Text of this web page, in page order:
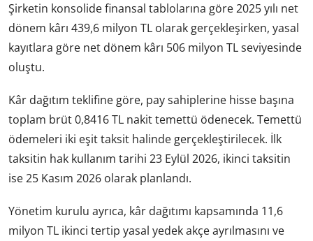
Şirketin konsolide finansal tablolarına göre 2025 yılı net
dönem kârı 439,6 milyon TL olarak gerçekleşirken, yasal
kayıtlara göre net dönem kârı 506 milyon TL seviyesinde
oluştu.
Kâr dağıtım teklifine göre, pay sahiplerine hisse başına
toplam brüt 0,8416 TL nakit temettü ödenecek. Temettü
ödemeleri iki eşit taksit halinde gerçekleştirilecek. İlk
taksitin hak kullanım tarihi 23 Eylül 2026, ikinci taksitin
ise 25 Kasım 2026 olarak planlandı.
Yönetim kurulu ayrıca, kâr dağıtımı kapsamında 11,6
milyon TL ikinci tertip yasal yedek akçe ayrılmasını ve